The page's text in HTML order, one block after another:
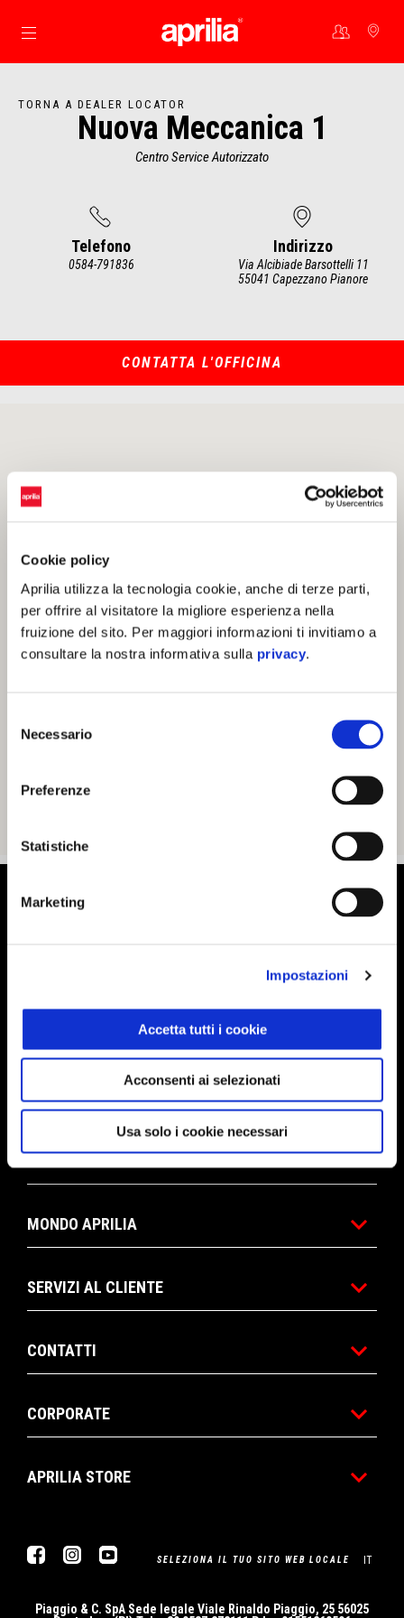
Cookie policy
Aprilia utilizza la tecnologia cookie, anche di terze parti,
per offrire al visitatore la migliore esperienza nella
fruizione del sito. Per maggiori informazioni ti invitiamo a
consultare la nostra informativa sulla privacy.
delNecessario
Preferenze
Statistiche
Marketing
Impostazioni
Accetta tutti i cookie
Acconsenti ai selezionati
Usa solo i cookie necessari
Vai al contenuto principale
TORNA A DEALER LOCATOR
Nuova Meccanica 1
Centro Service Autorizzato
Telefono
0584-791836
Indirizzo
Via Alcibiade Barsottelli 11
55041 Capezzano Pianore
CONTATTA L'OFFICINA
PROMOZIONI
MONDO APRILIA
SERVIZI AL CLIENTE
CONTATTI
CORPORATE
APRILIA STORE
FacebookInstagramYoutubeSELEZIONA IL TUO SITO WEB LOCALE IT
Piaggio & C. SpA Sede legale Viale Rinaldo Piaggio, 25 56025